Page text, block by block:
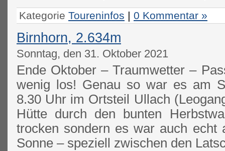
Kategorie Toureninfos | 0 Kommentar »
Birnhorn, 2.634m
Sonntag, den 31. Oktober 2021
Ende Oktober – Traumwetter –
wenig los! Genau so war es am
8.30 Uhr im Ortsteil Ullach
Hütte durch den bunten
trocken sondern es war auch echt
Sonne – speziell zwischen den